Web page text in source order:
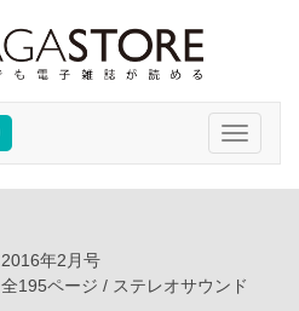
Toggle
2016年2月号
全195ページ / ステレオサウンド